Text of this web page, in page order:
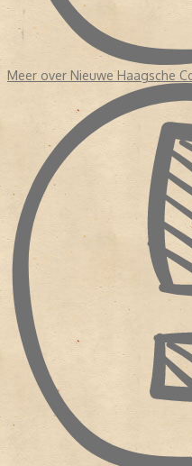
Meer over Nieuwe Haagsche